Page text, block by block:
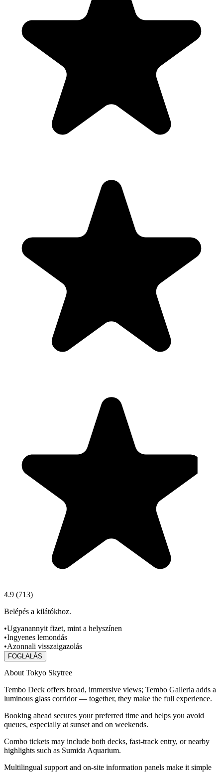
4.9 (713)
Belépés a kilátókhoz.
•Ugyanannyit fizet, mint a helyszínen
•Ingyenes lemondás
•Azonnali visszaigazolás
FOGLALÁS
About Tokyo Skytree
Tembo Deck offers broad, immersive views; Tembo Galleria adds a
luminous glass corridor — together, they make the full experience.
Booking ahead secures your preferred time and helps you avoid
queues, especially at sunset and on weekends.
Combo tickets may include both decks, fast‑track entry, or nearby
highlights such as Sumida Aquarium.
Multilingual support and on‑site information panels make it simple